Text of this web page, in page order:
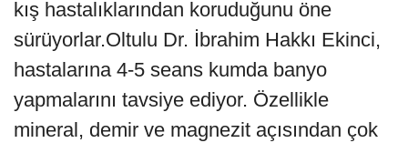
kış hastalıklarından koruduğunu öne
sürüyorlar.Oltulu Dr. İbrahim Hakkı Ekinci,
hastalarına 4-5 seans kumda banyo
yapmalarını tavsiye ediyor. Özellikle
mineral, demir ve magnezit açısından çok